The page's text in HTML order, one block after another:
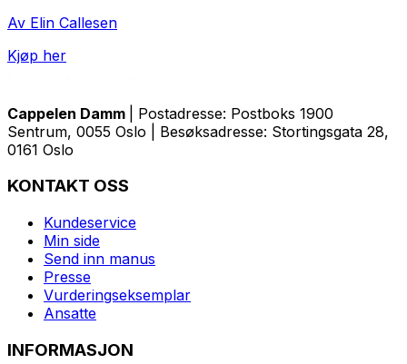
Av Elin Callesen
Kjøp her
Cappelen Damm
| Postadresse: Postboks 1900
Sentrum, 0055 Oslo | Besøksadresse: Stortingsgata 28,
0161 Oslo
KONTAKT OSS
Kundeservice
Min side
Send inn manus
Presse
Vurderingseksemplar
Ansatte
INFORMASJON